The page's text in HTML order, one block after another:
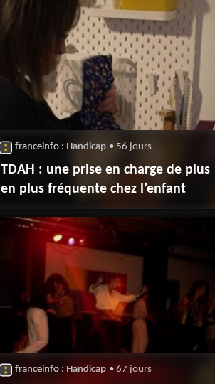
franceinfo : Handicap • 56 jours
TDAH : une prise en charge de plus
en plus fréquente chez l’enfant
franceinfo : Handicap • 67 jours